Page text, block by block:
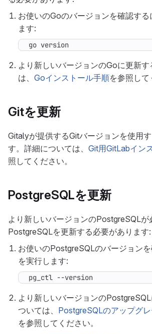
お使いのGoのバージョンを確認する
ます:
go version
より新しいバージョンのGoに更新す
は、 Goインストール手順を参照して
Gitを更新
Gitalyが提供するGitバージョンを使用
す。詳細については、 Git用GitLabイン
照してください。
PostgreSQLを更新
より新しいバージョンのPostgreSQLが
PostgreSQLを更新する必要があります:
お使いのPostgreSQLのバージョン
を実行します:
pg_ctl --version
より新しいバージョンの
ついては、 PostgreSQLのアップグ
を参照してください。